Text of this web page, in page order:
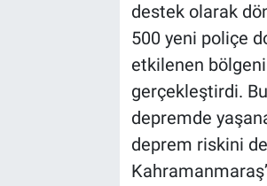
destek olarak
500 yeni poliçe
etkilenen
gerçekleştirdi.
depremde
deprem riskini